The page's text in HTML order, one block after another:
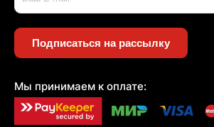
Подписаться на рассылку
Мы принимаем к оплате: